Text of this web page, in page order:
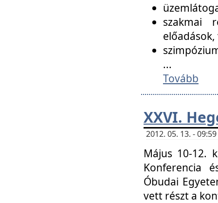
szakmai
...
Tovább
XXVI.
2012. 05. 13. -
Május 10-12.
Konferencia
Óbudai
vett részt a